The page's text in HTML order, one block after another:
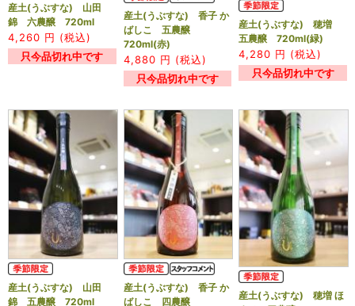
産土(うぶすな) 山田
錦 六農醸 720ml
4,260 円 (税込)
只今品切れ中です
産土(うぶすな) 香子 か
ばしこ 五農醸
720ml(赤)
4,880 円 (税込)
只今品切れ中です
産土(うぶすな) 穂増
五農醸 720ml(緑)
4,280 円 (税込)
只今品切れ中です
産土(うぶすな) 山田
錦 五農醸 720ml
産土(うぶすな) 香子 か
ばしこ 四農醸
産土(うぶすな) 穂増 ほ